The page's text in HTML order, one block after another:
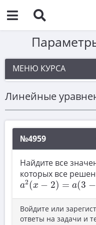
МЕНЮ КУРСА
Введение
2
Линейные
3
Системы
4
Линейные
Линейные
№4959
Найдите все
которых все
a2(x − 2) = a(3 −
a2(x−2)=a( 3−x)
Войдите или
ответы на задачи и